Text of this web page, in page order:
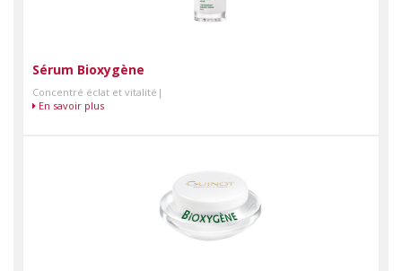
Sérum Bioxygène
Concentré éclat et vitalité|
En savoir plus